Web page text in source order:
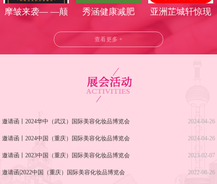
摩皱来袭— —颠
秀涵健康减肥
亚洲芷城轩惊现
查看更多 +
2024-04-26
邀请函丨2024华中（武汉）国际美容化妆品博览会
2024-04-26
邀请函丨2024中国（重庆）国际美容化妆品博览会
2023-02-07
邀请函丨2023中国（重庆）国际美容化妆品博览会
2022-08-26
邀请函|2022中国（重庆）国际美容化妆品博览会